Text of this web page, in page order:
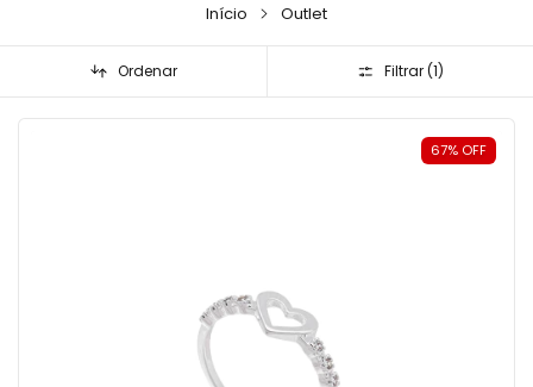
Início Outlet
Ordenar Filtrar (1)
67% OFF